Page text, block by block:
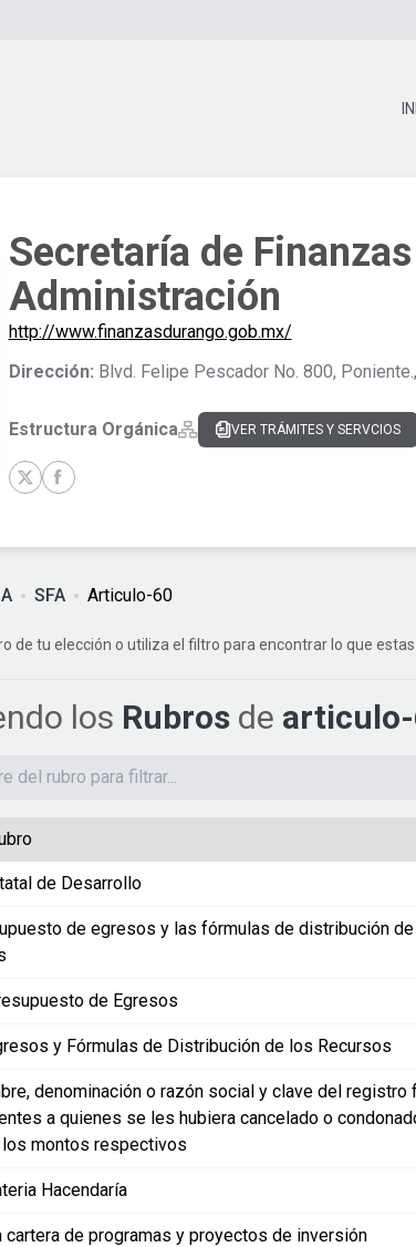
Secretaría de
Administración
http://www.finanzasdurango.gob.mx/
Dirección: Blvd. Felipe Pescador No. 800,
Estructura Orgánica VER TRÁMITES Y SERVCIOS
SFA Articulo-60
de tu elección o utiliza el filtro para encontrar lo que
los Rubrosde
de Desarrollo
de egresos y las fórmulas de distribución
de Egresos
y Fórmulas de Distribución de los Recursos
denominación o razón social y clave del registro
a quienes se les hubiera cancelado o
montos respectivos
Hacendaría
cartera de programas y proyectos de inversión